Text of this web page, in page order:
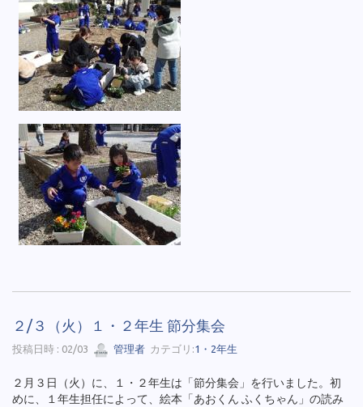
２/３（火）１・２年生 節分集会
投稿日時 : 02/03 管理者 カテゴリ:1・2年生
２月３日（火）に、１・２年生は「節分集会」を行いました。初
めに、１年生担任によって、絵本「あおくん ふくちゃん」の読み